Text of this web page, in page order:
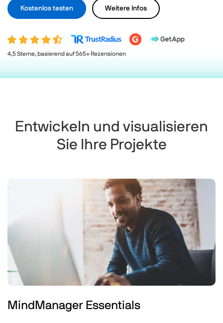
Kostenlos testen Weitere Infos
4,5 Sterne, basierend auf 565+ Rezensionen
Entwickeln und visualisieren
Sie Ihre Projekte
MindManager Essentials